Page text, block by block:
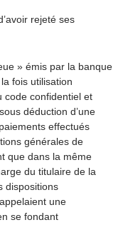
rejeté ses
» émis par la banque
fois utilisation
code confidentiel et
déduction d’une
effectués
générales de
que dans la même
du titulaire de la
dispositions
une
se fondant